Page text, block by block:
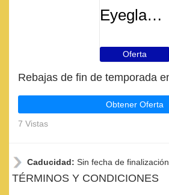
Eyeglasses
Oferta
Obtener Oferta
7 Vistas
Caducidad: Sin fecha de finalización
TÉRMINOS Y CONDICIONES